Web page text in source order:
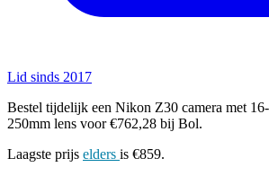
Lid sinds 2017
Bestel tijdelijk een Nikon Z30 camera met
250mm lens voor €762,28 bij Bol.
Laagste prijs elders is €859.